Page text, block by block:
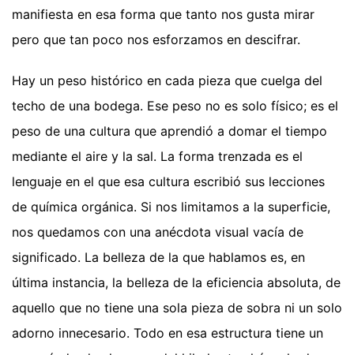
manifiesta en esa forma que tanto nos gusta mirar
pero que tan poco nos esforzamos en descifrar.
Hay un peso histórico en cada pieza que cuelga del
techo de una bodega. Ese peso no es solo físico; es el
peso de una cultura que aprendió a domar el tiempo
mediante el aire y la sal. La forma trenzada es el
lenguaje en el que esa cultura escribió sus lecciones
de química orgánica. Si nos limitamos a la superficie,
nos quedamos con una anécdota visual vacía de
significado. La belleza de la que hablamos es, en
última instancia, la belleza de la eficiencia absoluta, de
aquello que no tiene una sola pieza de sobra ni un solo
adorno innecesario. Todo en esa estructura tiene un